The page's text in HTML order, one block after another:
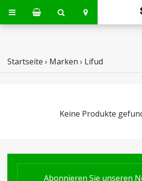
Startseite › Marken › Lifud
Keine Produkte
Abonnieren Sie unseren